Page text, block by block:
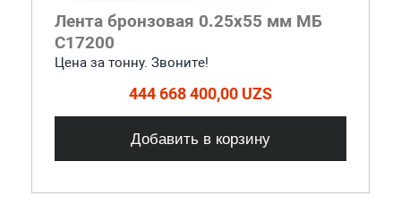
Лента бронзовая 0.25x55 мм МБ
С17200
Цена за тонну. Звоните!
444 668 400,00 UZS
Добавить в корзину